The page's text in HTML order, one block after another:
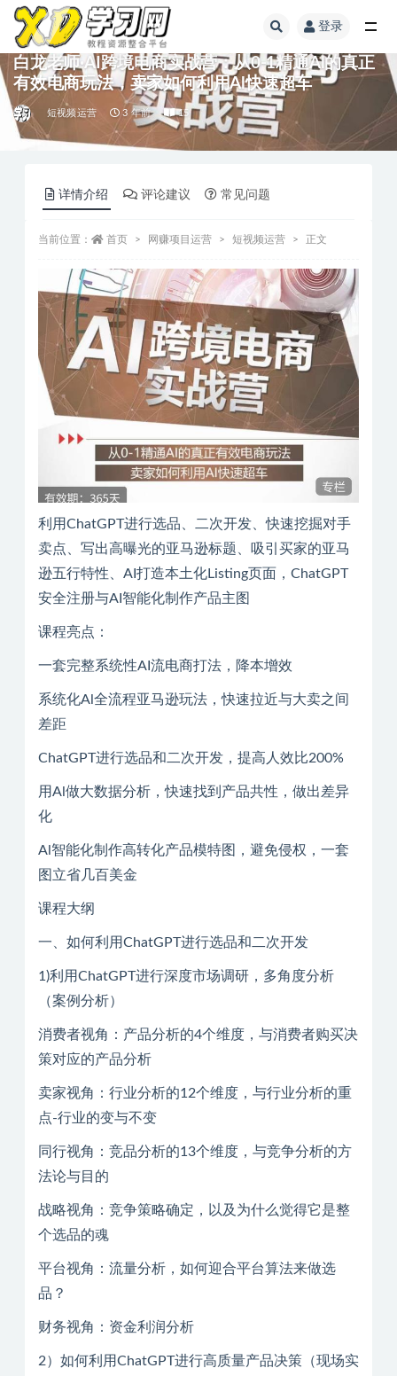
登录
白龙老师·AI跨境电商实战营：从0-1精通Al的真正
有效电商玩法，卖家如何利用Al快速超车
短视频运营 3 年前 15
详情介绍 评论建议 常见问题
当前位置： 首页 网赚项目运营 短视频运营 正文
利用ChatGPT进行选品、二次开发、快速挖掘对手
卖点、写出高曝光的亚马逊标题、吸引买家的亚马
逊五行特性、AI打造本土化Listing页面，ChatGPT
安全注册与AI智能化制作产品主图
课程亮点：
一套完整系统性AI流电商打法，降本增效
系统化Al全流程亚马逊玩法，快速拉近与大卖之间
差距
ChatGPT进行选品和二次开发，提高人效比200%
用Al做大数据分析，快速找到产品共性，做出差异
化
Al智能化制作高转化产品模特图，避免侵权，一套
图立省几百美金
课程大纲
一、如何利用ChatGPT进行选品和二次开发
1)利用ChatGPT进行深度市场调研，多角度分析
（案例分析）
消费者视角：产品分析的4个维度，与消费者购买决
策对应的产品分析
卖家视角：行业分析的12个维度，与行业分析的重
点-行业的变与不变
同行视角：竞品分析的13个维度，与竞争分析的方
法论与目的
战略视角：竞争策略确定，以及为什么觉得它是整
个选品的魂
平台视角：流量分析，如何迎合平台算法来做选
品？
财务视角：资金利润分析
2）如何利用ChatGPT进行高质量产品决策（现场实